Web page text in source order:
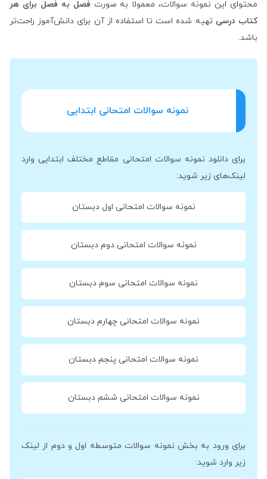
محتوای این نمونه سوالات، معمولا به صورت فصل به فصل برای هر
کتاب درسی تهیه شده است تا استفاده از آن برای دانش‌آموز راحت‌تر
باشد.
نمونه سوالات امتحانی ابتدایی
برای دانلود نمونه سوالات امتحانی مقاطع مختلف ابتدایی وارد
لینک‌های زیر شوید:
نمونه سوالات امتحانی اول دبستان
نمونه سوالات امتحانی دوم دبستان
نمونه سوالات امتحانی سوم دبستان
نمونه سوالات امتحانی چهارم دبستان
نمونه سوالات امتحانی پنجم دبستان
نمونه سوالات امتحانی ششم دبستان
برای ورود به بخش نمونه سوالات متوسطه اول و دوم از لینک
زیر وارد شوید: